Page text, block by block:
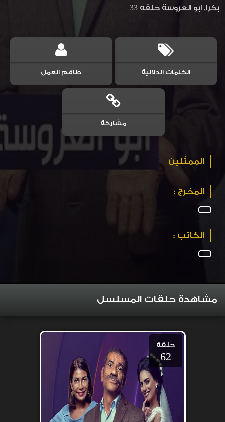
بكرا, ابو العروسة حلقه 33
الكلمات الدلالية طاقم العمل
مشاركة
الممثلين
المخرج :
الكاتب :
مشاهدة حلقات المسلسل
حلقة
62